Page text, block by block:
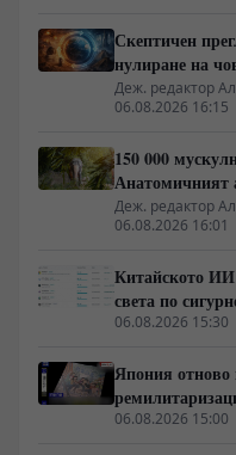
Скептичен
нулиране на
Деж. редактор
06.08.2026 16:15
150 000
Анатомичният
Деж. редактор
06.08.2026 16:01
Китайското ИИ
света по
06.08.2026 15:30
Япония отново
отбраната“
06.08.2026 15:00